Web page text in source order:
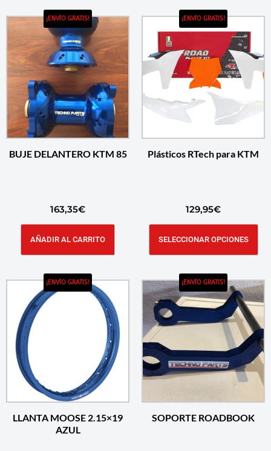
¡ENVÍO GRATIS!
BUJE DELANTERO KTM 85
163,35€
AÑADIR AL CARRITO
¡ENVÍO GRATIS!
Plásticos RTech para KTM
129,95€
SELECCIONAR OPCIONES
¡ENVÍO GRATIS!
LLANTA MOOSE 2.15×19
AZUL
¡ENVÍO GRATIS!
SOPORTE ROADBOOK